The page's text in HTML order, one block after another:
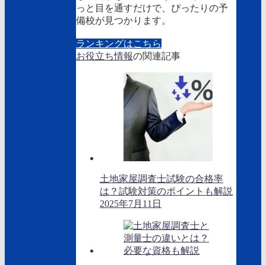
っと目を通すだけで、ぴったりの予
備校が見つかります。
ランキングはこちら
お役立ち情報の関連記事
土地家屋調査士試験の合格率
は？試験対策のポイントも解説
2025年7月11日